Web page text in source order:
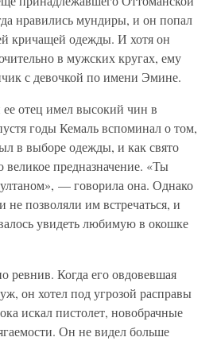
нравились мундиры, и он попал
кричащей одежды. И хотя он
в мужских кругах, ему
с девочкой по имени Эмине.
отец имел высокий чин в
годы Кемаль вспоминал о том,
в выборе одежды, и как свято
великое предназначение. «Ты
— говорила она. Однако
не позволяли им встречаться, и
увидеть любимую в окошке
ревнив. Когда его овдовевшая
он хотел под угрозой расправы
искал пистолет, новобрачные
Он не видел больше